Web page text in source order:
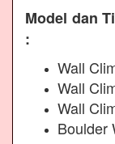
Model dan
:
Wall
Wall
Wall
Boulder